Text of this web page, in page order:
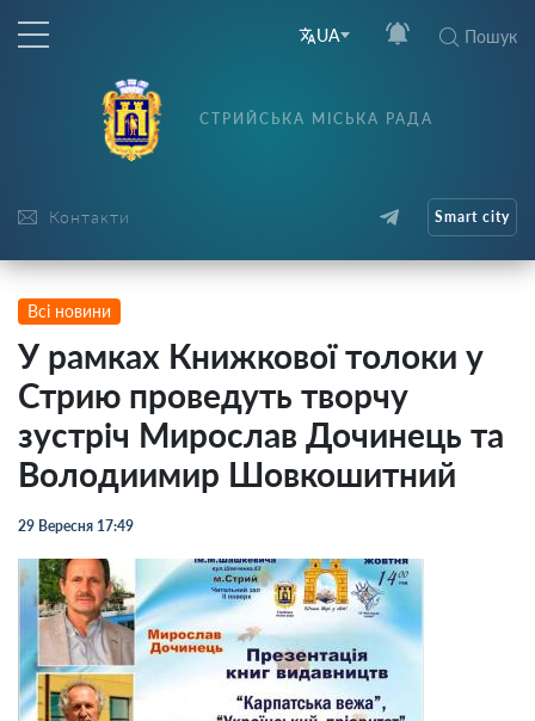
UA Пошук
Контакти
СТРИЙСЬКА МІСЬКА РАДА
Smart city
Всі новини
У рамках Книжкової толоки у
Стрию проведуть творчу
зустріч Мирослав Дочинець та
Володиимир Шовкошитний
29 Вересня 17:49